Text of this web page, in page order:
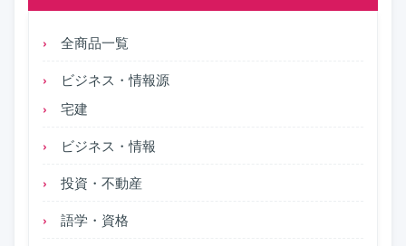
全商品一覧
ビジネス・情報源
宅建
ビジネス・情報
投資・不動産
語学・資格